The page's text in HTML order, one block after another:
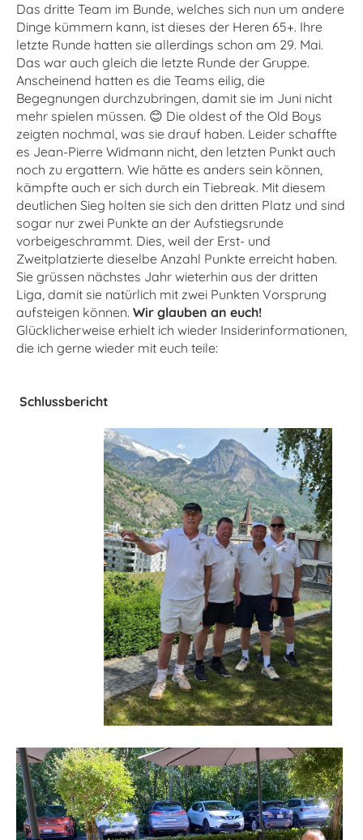
Das dritte Team im Bunde, welches sich nun um andere
Dinge kümmern kann, ist dieses der Heren 65+. Ihre
letzte Runde hatten sie allerdings schon am 29. Mai.
Das war auch gleich die letzte Runde der Gruppe.
Anscheinend hatten es die Teams eilig, die
Begegnungen durchzubringen, damit sie im Juni nicht
mehr spielen müssen. 😊 Die oldest of the Old Boys
zeigten nochmal, was sie drauf haben. Leider schaffte
es Jean-Pierre Widmann nicht, den letzten Punkt auch
noch zu ergattern. Wie hätte es anders sein können,
kämpfte auch er sich durch ein Tiebreak. Mit diesem
deutlichen Sieg holten sie sich den dritten Platz und sind
sogar nur zwei Punkte an der Aufstiegsrunde
vorbeigeschrammt. Dies, weil der Erst- und
Zweitplatzierte dieselbe Anzahl Punkte erreicht haben.
Sie grüssen nächstes Jahr wieterhin aus der dritten
Liga, damit sie natürlich mit zwei Punkten Vorsprung
aufsteigen können. Wir glauben an euch!
Glücklicherweise erhielt ich wieder Insiderinformationen,
die ich gerne wieder mit euch teile:
Schlussbericht